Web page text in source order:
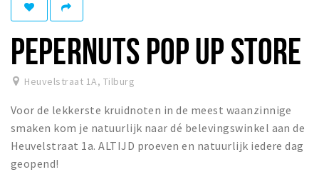
Parkeren
Bezienswaardigheden
Musea, theaters & podia
Uitjes & activiteiten
Natuurgebieden
Andere City Apps
PEPERNUTS POP UP STORE
Heuvelstraat 1A, Tilburg
Voor de lekkerste kruidnoten in de meest waanzinnige
smaken kom je natuurlijk naar dé belevingswinkel aan de
Heuvelstraat 1a. ALTIJD proeven en natuurlijk iedere dag
geopend!